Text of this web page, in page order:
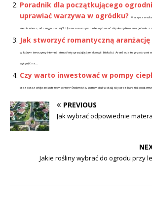
Poradnik dla początkującego
uprawiać warzywa w ogródku?
Marzysz o
ale nie wiesz, od czego zacząć? Uprawa warzyw może wydawać się skomplikowana, jednak z
Jak stworzyć romantyczną aranżację
w którym tworzymy intymną atmosferę sprzyjającą relaksowi i bliskości. Aranżacja tej przestrzeni
wpłynąć na...
Czy warto inwestować w pompy
oraz coraz większej potrzeby ochrony środowiska, pompy ciepła stają się coraz bardziej
PREVIOUS
Jak wybrać odpowiednie
Jakie rośliny wybrać do ogrodu przy